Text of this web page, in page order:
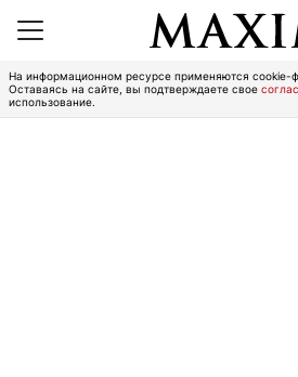
На информационном ресурсе применяются cookie-
Оставаясь на сайте, вы подтверждаете свое
использование.